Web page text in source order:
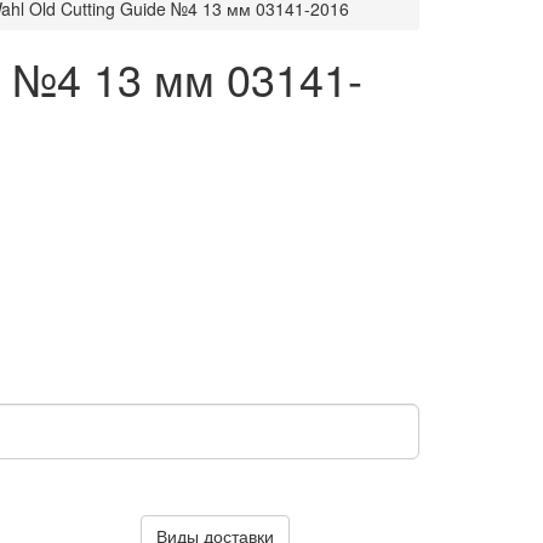
Old Cutting Guide №4 13 мм 03141-2016
№4 13 мм 03141-
Виды доставки